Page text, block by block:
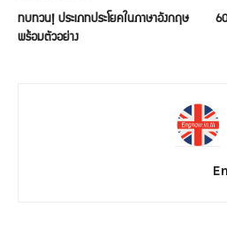
ทบทวน! ประเภทประโยคในภาษาอังกฤษ
พร้อมตัวอย่าง